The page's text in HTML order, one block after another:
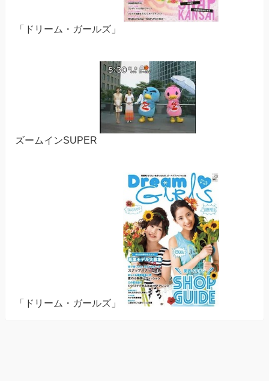
「ドリーム・ガールズ」
ズームインSUPER
「ドリーム・ガールズ」